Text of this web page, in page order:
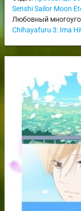
Senshi Sailor Moon
Любовный
Chihayafuru 3: Ima